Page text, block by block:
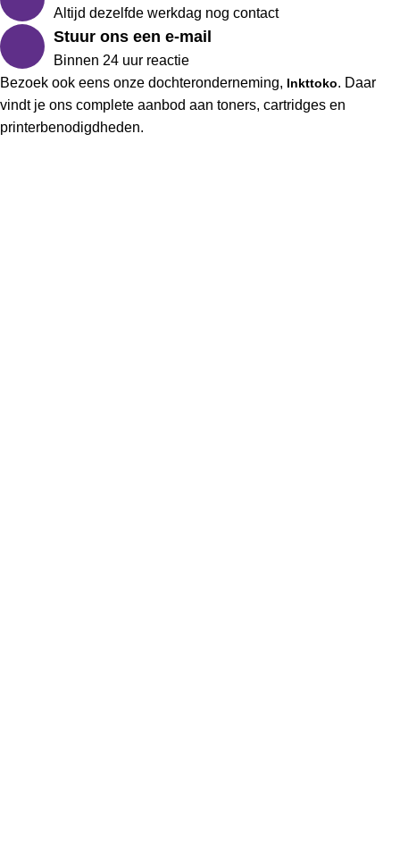
Altijd dezelfde werkdag nog contact
Stuur ons een e-mail
Binnen 24 uur reactie
Bezoek ook eens onze dochteronderneming, Inkttoko. Daar
vindt je ons complete aanbod aan toners, cartridges en
printerbenodigdheden.